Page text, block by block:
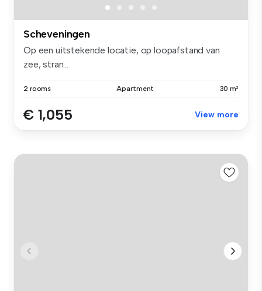
Scheveningen
Op een uitstekende locatie, op loopafstand van
zee, stran...
2 rooms Apartment 30 m²
€ 1,055 View more